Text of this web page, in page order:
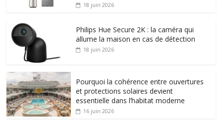
18 juin 2026
Philips Hue Secure 2K : la caméra qui
allume la maison en cas de détection
18 juin 2026
Pourquoi la cohérence entre ouvertures
et protections solaires devient
essentielle dans l’habitat moderne
16 juin 2026